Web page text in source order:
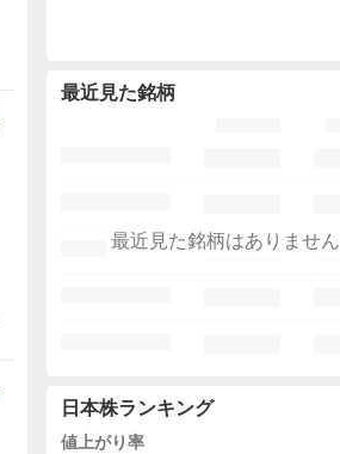
最近見た銘柄
最近見た銘柄はありません
日本株ランキング
値上がり率